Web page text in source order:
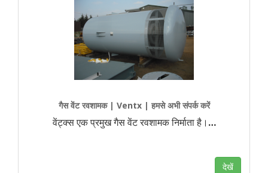
गैस वेंट रवशामक | Ventx | हमसे अभी संपर्क करें
वेंट्क्स एक प्रमुख गैस वेंट रवशामक निर्माता है। …
देखें